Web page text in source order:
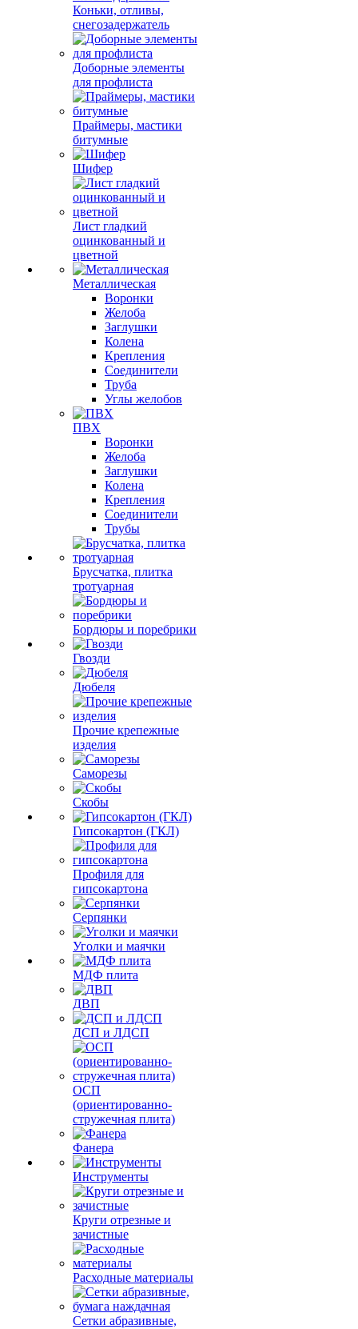
Коньки, отливы,
снегозадержатель
Доборные элементы
для профлиста
Праймеры, мастики
битумные
Шифер
Лист гладкий
оцинкованный и
цветной
Металлическая
Воронки
Желоба
Заглушки
Колена
Крепления
Соединители
Труба
Углы желобов
ПВХ
Воронки
Желоба
Заглушки
Колена
Крепления
Соединители
Трубы
Брусчатка, плитка
тротуарная
Бордюры и поребрики
Гвозди
Дюбеля
Прочие крепежные
изделия
Саморезы
Скобы
Гипсокартон (ГКЛ)
Профиля для
гипсокартона
Серпянки
Уголки и маячки
МДФ плита
ДВП
ДСП и ЛДСП
ОСП
(ориентированно-
стружечная плита)
Фанера
Инструменты
Круги отрезные и
зачистные
Расходные материалы
Сетки абразивные,